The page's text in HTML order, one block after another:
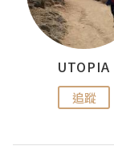
UTOPIA
追蹤